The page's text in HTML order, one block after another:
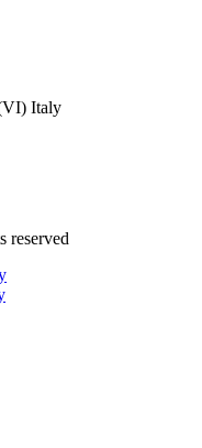
Italy
reserved